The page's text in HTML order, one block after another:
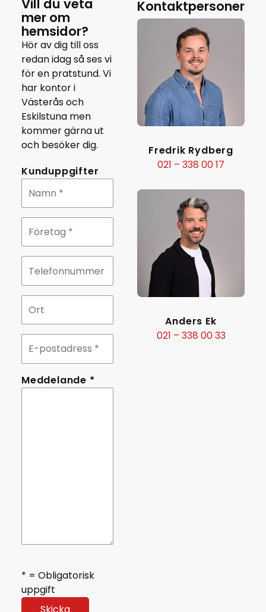
Vill du veta
mer om
hemsidor?
Hör av dig till oss
redan idag så ses vi
för en pratstund. Vi
har kontor i
Västerås och
Eskilstuna men
kommer gärna ut
och besöker dig.
Kunduppgifter
postadress
Meddelande *
* = Obligatorisk
uppgift
Kontaktpersoner
Fredrik Rydberg
021 – 338 00 17
Anders Ek
021 – 338 00 33